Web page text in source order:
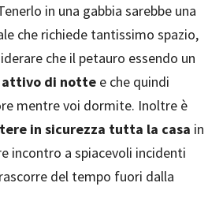
in una gabbia sarebbe una
che richiede tantissimo spazio,
che il petauro essendo un
attivo di notte e che quindi
mentre voi dormite. Inoltre è
in sicurezza tutta la casa in
incontro a spiacevoli incidenti
del tempo fuori dalla